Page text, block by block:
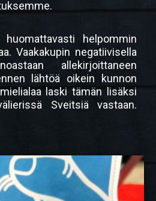
huomattavasti helpommin
Vaakakupin negatiivisella
allekirjoittaneen
lähtöä oikein kunnon
laski tämän lisäksi
Sveitsiä vastaan.